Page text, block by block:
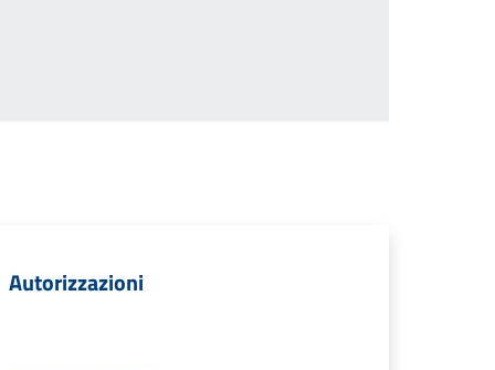
Autorizzazioni